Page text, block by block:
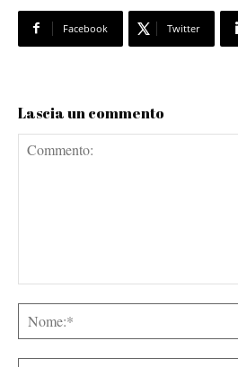
Facebook Twitter
Lascia un commento